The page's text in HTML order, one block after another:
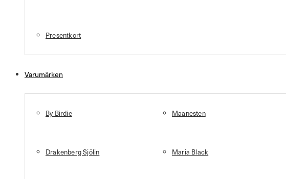
Presentkort
Varumärken
By Birdie
Drakenberg Sjölin
Maanesten
Maria Black